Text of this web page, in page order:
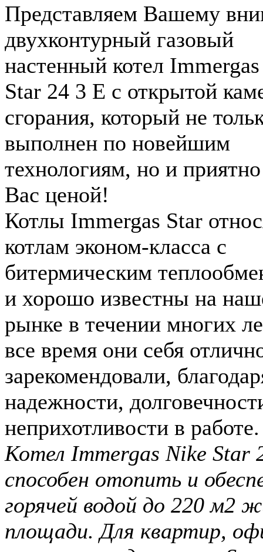
Представляем Вашему
двухконтурный газовый
настенный котел
Star 24 3 Е с открытой
сгорания, который не
выполнен по новейшим
технологиям, но и
Вас ценой!
Котлы Immergas Star
котлам эконом-класса с
битермическим
и хорошо известны на
рынке в течении многих
все время они себя
зарекомендовали,
надежности,
неприхотливости в работе.
Котел Immergas Nike Star
способен отопить и
горячей водой до 220 м2
площади. Для квартир,